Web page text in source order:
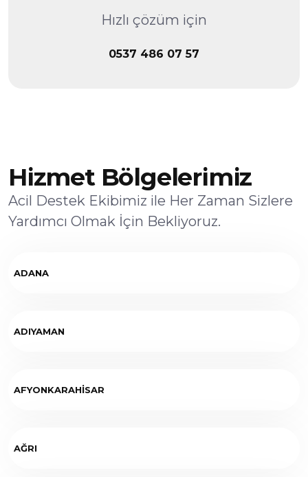
Hızlı çözüm için
0537 486 07 57
Hizmet Bölgelerimiz
Acil Destek Ekibimiz ile Her Zaman Sizlere
Yardımcı Olmak İçin Bekliyoruz.
ADANA
ADIYAMAN
AFYONKARAHİSAR
AĞRI